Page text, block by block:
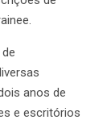
anos de
e escritórios